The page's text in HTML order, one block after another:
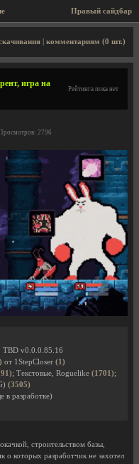
Правый сайдбар
видео
комментариям (0 шт.)
игра на
Рейтинга пока нет
Просмотров: 2796
TBD v0.0.0.85.16
от 1StepCloser (1)
; Текстовые, Roguelike (1701);
(3505)
в разработке)
строительством базы,
которых разработчик не захотел